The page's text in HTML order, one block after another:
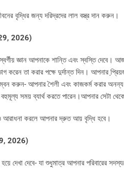
বৃদ্ধির জন্য দরিদ্রদের লাল বস্ত্র দান করুন।
29, 2026)
জ্ঞান আপনাকে শান্তি এবং স্বস্তি দেবে।
করেন তা করার পক্ষে দুর্দান্ত দিন। আপনার
করুন- আপনার শৈলী এবং কাজকর্ম করার
সময় ব্যার্থ করতে পারেন।আপনার সেটা
আরাধনা করলে আপনার দ্রুত আয় বৃদ্ধি হবে।
2026)
দেখা দেবে- যা শুধুমাত্র আপনার পরিবারের